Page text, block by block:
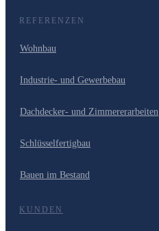
REFERENZEN
Wohnbau
Industrie- und Gewerbebau
Dachdecker- und Zimmererarbeiten
Schlüsselfertigbau
Bauen im Bestand
KUNDEN